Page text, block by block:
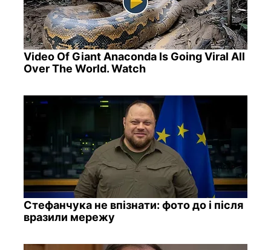
Video Of Giant Anaconda Is Going Viral All
Over The World. Watch
Стефанчука не впізнати: фото до і після
вразили мережу